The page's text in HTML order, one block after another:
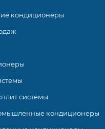
кондиционеры
системы
кондиционеры